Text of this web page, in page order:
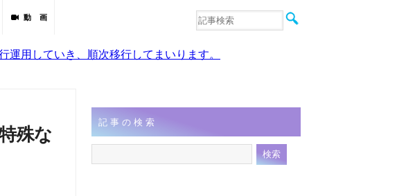
動 画
音楽
用していき、順次移行してまいります。
殊な
記事の検索